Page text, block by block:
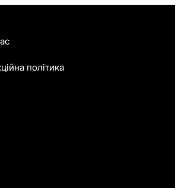
політика